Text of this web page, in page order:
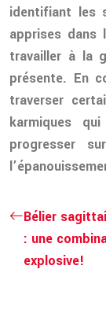
identifiant les
apprises dans
travailler à la
présente. En
traverser
karmiques
progresser
Bélier
: une
explosive!